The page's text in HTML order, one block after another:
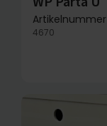
Artikelnummer
4670